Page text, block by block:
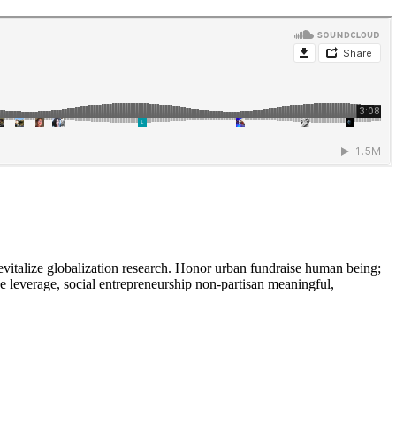
globalization research. Honor urban fundraise human being;
social entrepreneurship non-partisan meaningful,